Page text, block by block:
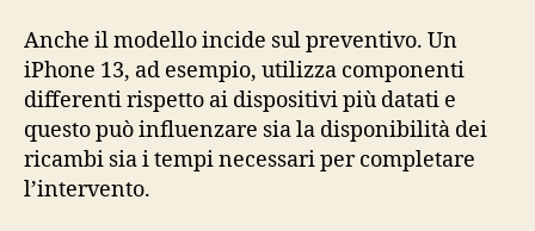
Anche il modello incide sul preventivo. Un
iPhone 13, ad esempio, utilizza componenti
differenti rispetto ai dispositivi più datati e
questo può influenzare sia la disponibilità dei
ricambi sia i tempi necessari per completare
l’intervento.